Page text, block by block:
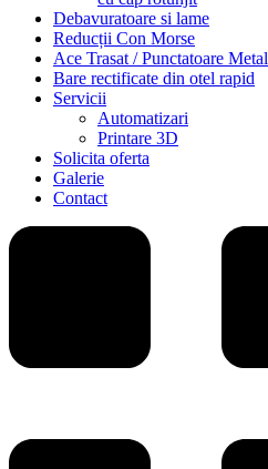
Debavuratoare si lame
Reducții Con Morse
Ace Trasat / Punctatoare Metal
Bare rectificate din otel rapid
Servicii
Automatizari
Printare 3D
Solicita oferta
Galerie
Contact